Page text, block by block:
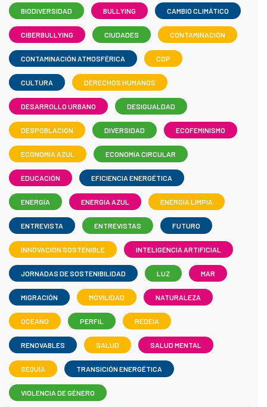
BIODIVERSIDAD BULLYING CAMBIO CLIMÁTICO
CIBERBULLYING CIUDADES CONTAMINACIÓN
CONTAMINACIÓN ATMOSFÉRICA COP
CULTURA DERECHOS HUMANOS
DESARROLLO URBANO DESIGUALDAD
DESPOBLACIÓN DIVERSIDAD ECOFEMINISMO
ECONOMIA AZUL ECONOMÍA CIRCULAR
EDUCACIÓN EFICIENCIA ENERGÉTICA
ENERGÍA ENERGIA AZUL ENERGÍA LIMPIA
ENTREVISTA ENTREVISTAS FUTURO
INNOVACIÓN SOSTENIBLE INTELIGENCIA ARTIFICIAL
JORNADAS DE SOSTENIBILIDAD LUZ MAR
MIGRACIÓN MOVILIDAD NATURALEZA
OCEANO PERFIL REDEIA
RENOVABLES SALUD SALUD MENTAL
SEQUÍA TRANSICIÓN ENERGÉTICA
VIOLENCIA DE GÉNERO